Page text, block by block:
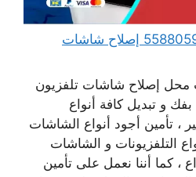
فني تصليح تلفزيونات 55880595 إصلاح شاشات
محل إصلاح شاشات تلفزيون
و تبديل كافة أنواع
، تأمين أجود أنواع الشاشات
التلفزيونات و الشاشات
، كما أننا نعمل على تأمين